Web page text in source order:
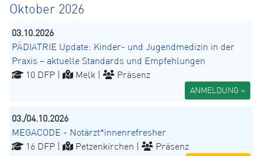
Oktober 2026
03.10.2026
PÄDIATRIE Update: Kinder- und Jugendmedizin in der
Praxis – aktuelle Standards und Empfehlungen
10 DFP |
Melk | Präsenz
ANMELDUNG »
03./04.10.2026
MEGACODE - Notärzt*innenrefresher
16 DFP |
Petzenkirchen | Präsenz